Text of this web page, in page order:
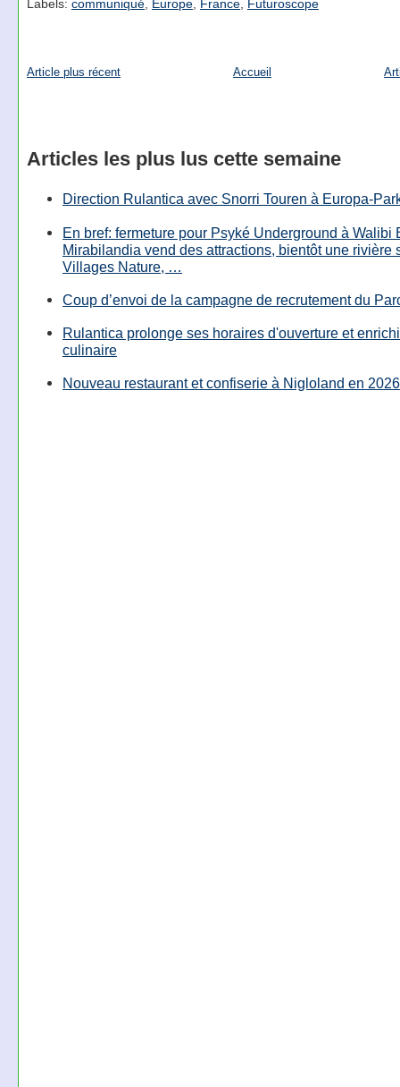
Labels: communiqué, Europe, France, Futuroscope
Article plus récent Accueil
Articles les plus lus cette semaine
Direction Rulantica avec Snorri Touren à Europa-
En bref: fermeture pour Psyké Underground à Walibi
Mirabilandia vend des attractions, bientôt une rivière
Villages Nature, …
Coup d’envoi de la campagne de recrutement du
Rulantica prolonge ses horaires d'ouverture et
culinaire
Nouveau restaurant et confiserie à Nigloland en 2026